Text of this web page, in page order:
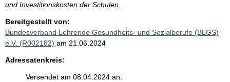
und Investitionskosten der Schulen.
Bereitgestellt von:
Bundesverband Lehrende Gesundheits- und Sozialberufe (BLGS)
e.V. (R002182) am 21.06.2024
Adressatenkreis:
Versendet am 08.04.2024 an: